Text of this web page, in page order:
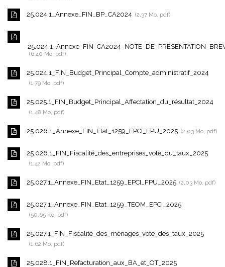
25.024.1_Annexe_FIN_BP_CA2024 2,37 Mo, pdf
6,40 Mo, pdf
25.024.1_FIN_Budget_Principal_Compte_administratif_2024
1,79 Mo, pdf
25.025.1_FIN_Budget_Principal_Affectation_du_résultat_2024
1,48 Mo, pdf
25.026.1_Annexe_FIN_Etat_1259_EPCI_FPU_2025 2,03 Mo, pdf
25.026.1_FIN_Fiscalité_des_entreprises_vote_du_taux_2025
1,42 Mo, pdf
25.027.1_Annexe_FIN_Etat_1259_EPCI_FPU_2025 2,03 Mo, pdf
25.027.1_Annexe_FIN_Etat_1259_TEOM_EPCI_2025
50,65 Ko, pdf
25.027.1_FIN_Fiscalité_des_ménages_vote_des_taux_2025
1,62 Mo, pdf
25.028.1_FIN_Refacturation_aux_BA_et_OT_2025